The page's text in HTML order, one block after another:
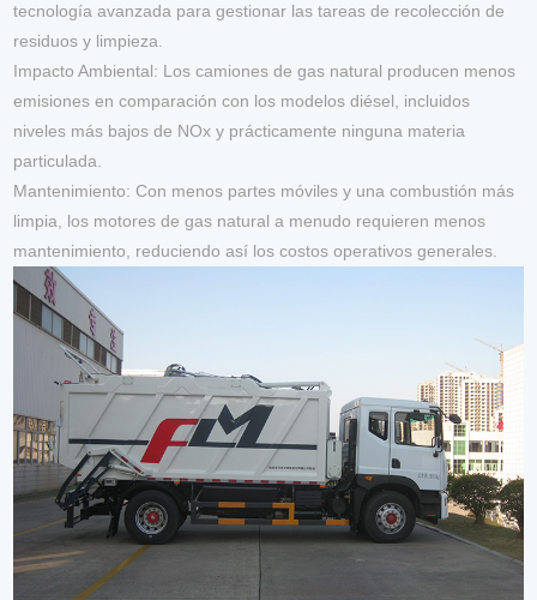
tecnología avanzada para gestionar las tareas de recolección de
residuos y limpieza.
Impacto Ambiental: Los camiones de gas natural producen menos
emisiones en comparación con los modelos diésel, incluidos
niveles más bajos de NOx y prácticamente ninguna materia
particulada.
Mantenimiento: Con menos partes móviles y una combustión más
limpia, los motores de gas natural a menudo requieren menos
mantenimiento, reduciendo así los costos operativos generales.